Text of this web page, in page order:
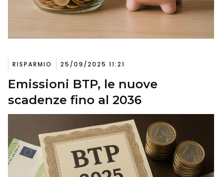
RISPARMIO 25/09/2025 11:21
Emissioni BTP, le nuove
scadenze fino al 2036